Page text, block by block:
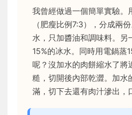
我曾經做過一個簡單實驗。
（肥瘦比例7:3），分成兩
水，只加醬油和調味料。另
15%的冰水。同時用電鍋蒸
呢？沒加水的肉餅縮水了將
糙，切開後內部乾澀。加水
滿，切下去還有肉汁滲出，